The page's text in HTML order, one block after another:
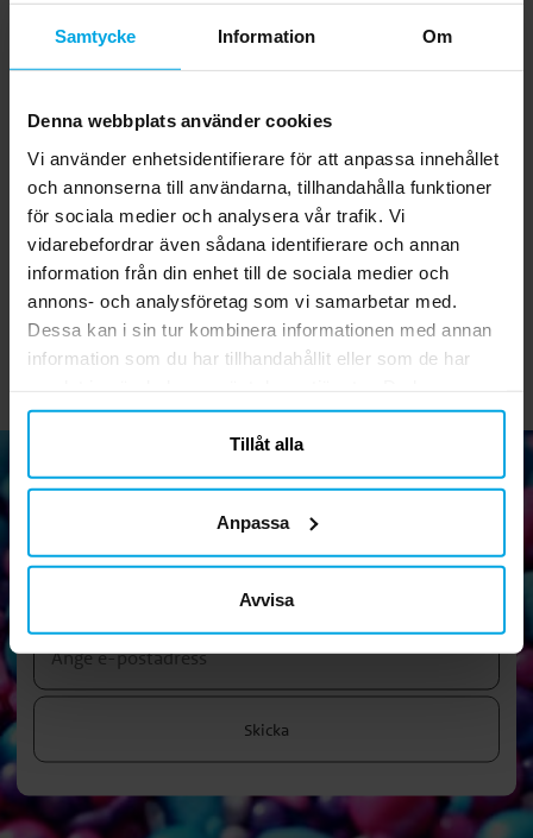
Samtycke Information Om
Denna webbplats använder cookies
Vi använder enhetsidentifierare för att anpassa innehållet
och annonserna till användarna, tillhandahålla funktioner
för sociala medier och analysera vår trafik. Vi
vidarebefordrar även sådana identifierare och annan
information från din enhet till de sociala medier och
annons- och analysföretag som vi samarbetar med.
Dessa kan i sin tur kombinera informationen med annan
information som du har tillhandahållit eller som de har
närsomhelst ändra ditt samtycke.
Tillåt alla
Anpassa
Avvisa
LOL Surprise - Assietter
8-pack
Pris:39,00 kr
39,00 kr
KÖP
Ravensburger Pussel -
Barbie 3x49 bitar
Pris:139,00 kr
139,00 kr
KÖP
Nyhetsbrev!
kampanjer och erbjudanden.
Skicka